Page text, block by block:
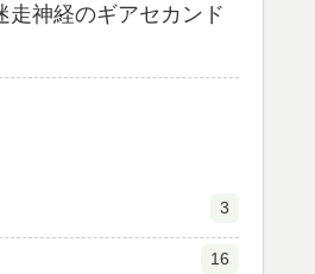
走神経のギアセカンド
3
16